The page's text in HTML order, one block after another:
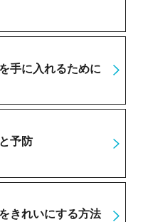
手に入れるために
予防
きれいにする方法